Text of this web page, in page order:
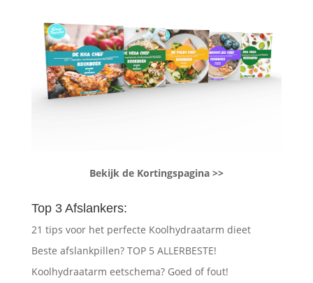
Bekijk de Kortingspagina >>
Top 3 Afslankers:
21 tips voor het perfecte Koolhydraatarm dieet
Beste afslankpillen? TOP 5 ALLERBESTE!
Koolhydraatarm eetschema? Goed of fout!